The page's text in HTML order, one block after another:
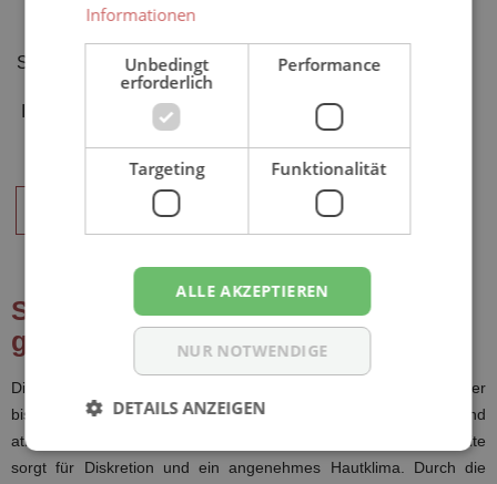
Sensilind Form "EXTRA 6" -
anatomisch geformte
Inkontinenzvorlagen - 4x28
68,85 €*
IN DEN WARENKORB
Sensilind Form | Anatomisch
geformte Inkontinenzvorlagen
Die
eignen sich bei mittlerer
bis stärkster Inkontinenz. Alle Größen und Saugstärken sind
atmungsaktiv und anatomisch geformt. Eine Textilartige Außenseite
sorgt für Diskretion und ein angenehmes Hautklima. Durch die
Informationen
Unbedingt
erforderlich
Performance
Targeting Funktionalität
ALLE AKZEPTIEREN
NUR NOTWENDIGE
DETAILS ANZEIGEN